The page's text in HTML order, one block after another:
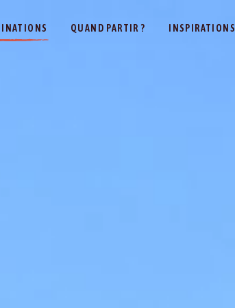
QUAND PARTIR ? INSPIRATIONS